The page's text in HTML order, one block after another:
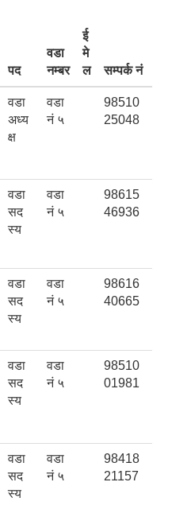
पद
वडा
नम्बर
ई
मे
ल
सम्पर्क नं
वडा
अध्य
क्ष
वडा
नं ५
98510
25048
वडा
सद
स्य
वडा
नं ५
98615
46936
वडा
सद
स्य
वडा
नं ५
98616
40665
वडा
सद
स्य
वडा
नं ५
98510
01981
वडा
सद
स्य
वडा
नं ५
98418
21157